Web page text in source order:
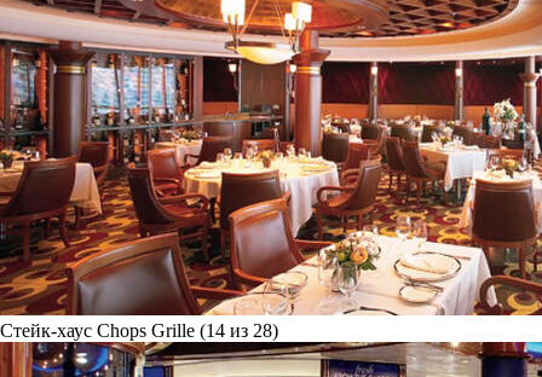
Стейк-хаус Chops Grille (14 из 28)